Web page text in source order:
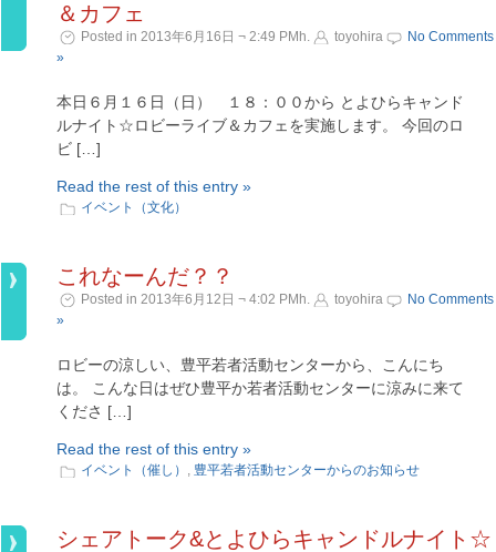
＆カフェ
Posted in 2013年6月16日 ¬ 2:49 PMh. toyohira
No Comments
»
本日６月１６日（日） １８：００から とよひらキャンド
ルナイト☆ロビーライブ＆カフェを実施します。 今回のロ
ビ […]
Read the rest of this entry »
イベント（文化）
これなーんだ？？
Posted in 2013年6月12日 ¬ 4:02 PMh. toyohira
No Comments
»
ロビーの涼しい、豊平若者活動センターから、こんにち
は。 こんな日はぜひ豊平か若者活動センターに涼みに来て
くださ […]
Read the rest of this entry »
イベント（催し） , 豊平若者活動センターからのお知らせ
シェアトーク&とよひらキャンドルナイト☆